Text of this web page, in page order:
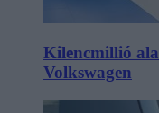
Kilencmillió
Volkswagen